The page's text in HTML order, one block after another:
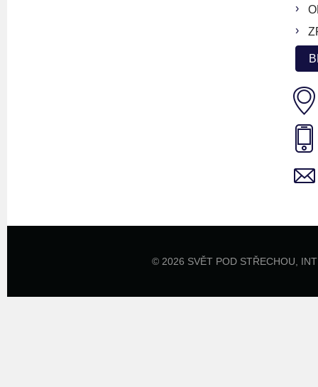
© 2026 SVĚT POD STŘECHOU,